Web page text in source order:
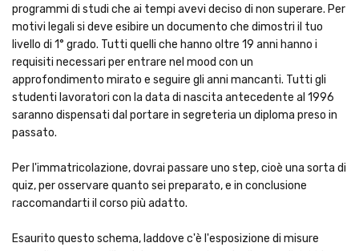
programmi di studi che ai tempi avevi deciso di non superare. Per
motivi legali si deve esibire un documento che dimostri il tuo
livello di 1° grado. Tutti quelli che hanno oltre 19 anni hanno i
requisiti necessari per entrare nel mood con un
approfondimento mirato e seguire gli anni mancanti. Tutti gli
studenti lavoratori con la data di nascita antecedente al 1996
saranno dispensati dal portare in segreteria un diploma preso in
passato.
Per l'immatricolazione, dovrai passare uno step, cioè una sorta di
quiz, per osservare quanto sei preparato, e in conclusione
raccomandarti il corso più adatto.
Esaurito questo schema, laddove c'è l'esposizione di misure